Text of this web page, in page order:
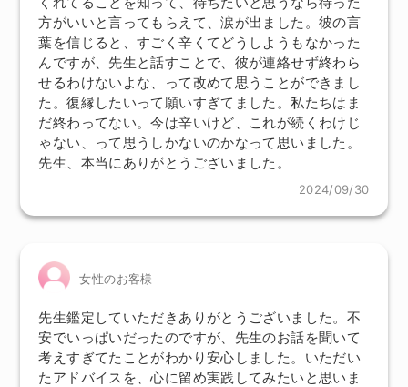
方がいいと言ってもらえて、涙が出ました。彼の言
葉を信じると、すごく辛くてどうしようもなかった
んですが、先生と話すことで、彼が連絡せず終わら
せるわけないよな、って改めて思うことができまし
た。復縁したいって願いすぎてました。私たちはま
だ終わってない。今は辛いけど、これが続くわけじ
ゃない、って思うしかないのかなって思いました。
先生、本当にありがとうございました。
2024/09/30
女性のお客様
先生鑑定していただきありがとうございました。不
安でいっぱいだったのですが、先生のお話を聞いて
考えすぎてたことがわかり安心しました。いただい
たアドバイスを、心に留め実践してみたいと思いま